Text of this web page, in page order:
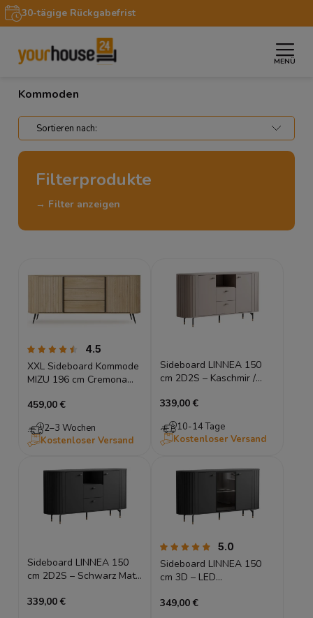
30-tägige Rückgabefrist
MENÜ
Startseite » Möbel
Kommoden
Filterprodukte
→ Filter anzeigen
4.5
XXL Sideboard Kommode
MIZU 196 cm Cremona
Schiebetüren
459,00 €
2–3 Wochen
Kostenloser Versand
Sideboard LINNEA 150
cm 2D2S – Kaschmir /
Lamellen
339,00 €
10-14 Tage
Kostenloser Versand
Sideboard LINNEA 150
cm 2D2S – Schwarz Matt
Lamellen
339,00 €
5.0
Sideboard LINNEA 150
cm 3D – LED
– Schwarz Matt
349,00 €